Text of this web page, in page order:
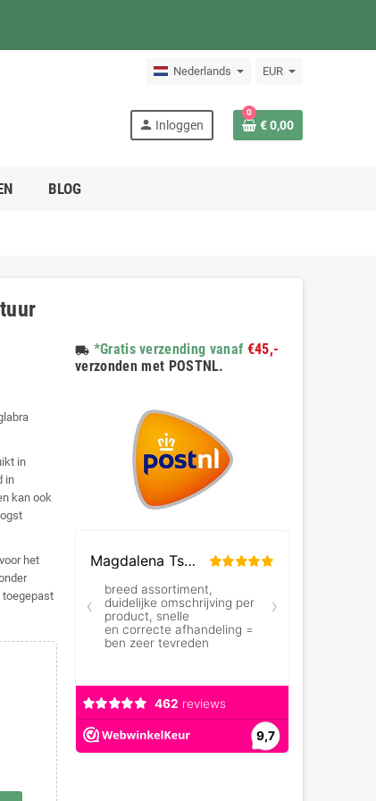
Nederlands EUR
person Inloggen
0
€ 0,00
BLOG
in
in
kan ook
het
toegepast
local_shipping *Gratis verzending vanaf €45,-
verzonden met POSTNL.